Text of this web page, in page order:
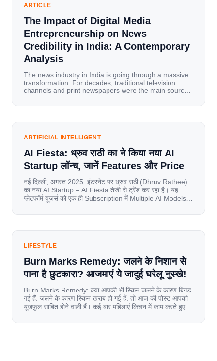
ARTICLE
The Impact of Digital Media
Entrepreneurship on News
Credibility in India: A Contemporary
Analysis
The news industry in India is going through a massive
transformation. For decades, traditional television
channels and print newspapers were the main sources
mobile data, affordable smartphones, and high-speed
has become a mobile-first market where consumers
ARTIFICIAL INTELLIGENT
AI Fiesta: ध्रुव राठी का ने किया नया AI
Startup लॉन्च, जानें Features और Price
नई दिल्ली, अगस्त 2025: इंटरनेट पर ध्रुव राठी (Dhruv Rathee)
का नया AI Startup – AI Fiesta तेजी से ट्रेंड कर रहा है। यह
प्लेटफॉर्म यूज़र्स को एक ही Subscription में Multiple AI Models
यूज़र्स का जबरदस्त रिस्पॉन्स लॉन्च के तुरंत […]
LIFESTYLE
Burn Marks Remedy: जलने के निशान से
पाना है छुटकारा? आजमाएं ये जादुई घरेलू नुस्खे!
Burn Marks Remedy: क्या आपकी भी स्किन जलने के कारण बिगड़
गई हैं. जलने के कारण स्किन खराब हो गई हैं. तो आज की पोस्ट आपको
यूजफुल साबित होने वाली हैं। कई बार महिलाएं किचन में काम करते हुए
[…]